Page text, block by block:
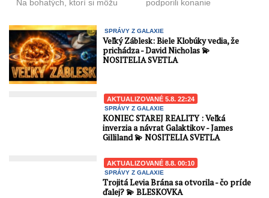
Na bohatých, ktorí si môžu
podporili konanie
informácií, slovenská vláda
musí v nasledujúcich ...
SPRÁVY Z GALAXIE
Veľký Záblesk: Biele Klobúky vedia, že
prichádza - David Nicholas 💫
NOSITELIA SVETLA
AKTUALIZOVANÉ 5.8. 22:24
SPRÁVY Z GALAXIE
KONIEC STAREJ REALITY : Veľká
inverzia a návrat Galaktikov - James
Gilliland 💫 NOSITELIA SVETLA
AKTUALIZOVANÉ 8.8. 00:10
SPRÁVY Z GALAXIE
Trojitá Levia Brána sa otvorila - čo príde
ďalej? 💫 BLESKOVKA